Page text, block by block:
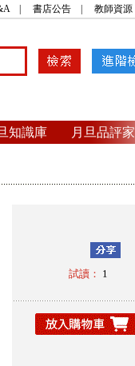
| 書店公告 教師資源
知識庫 月旦品評家
試讀： 1